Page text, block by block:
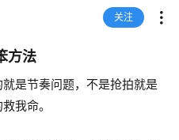
关注
方法
是节奏问题，不是抢拍就是
我命。